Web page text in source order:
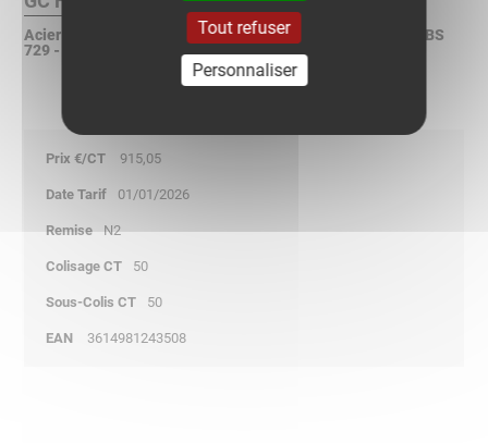
Acier galvanisé à chaud après fabrication selon ISO 1461 - BS
729 - ASTM A123
915,05
01/01/2026
N2
50
50
3614981243508
Tout refuser
Personnaliser